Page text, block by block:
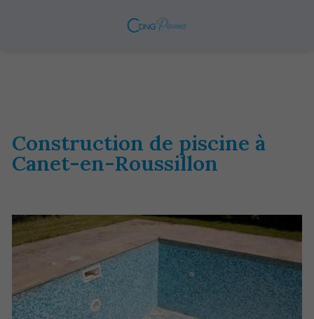
Construction de piscine à
Canet-en-Roussillon